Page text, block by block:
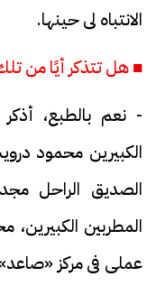
الانتباه لى حينها.
■ هل تتذكر أيًا من
- نعم بالطبع،
الكبيرين محمود
الصديق الراحل
المطربين
عملى فى مركز